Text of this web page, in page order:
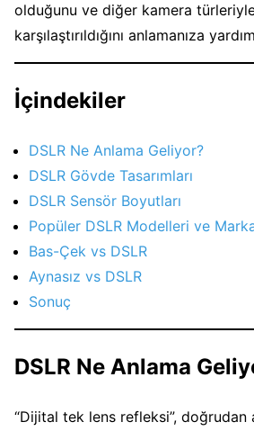
olduğunu ve diğer kamera türleriyle
karşılaştırıldığını anlamanıza
İçindekiler
DSLR Ne Anlama Geliyor?
DSLR Gövde Tasarımları
DSLR Sensör Boyutları
Popüler DSLR Modelleri ve
Bas-Çek vs DSLR
Aynasız vs DSLR
Sonuç
DSLR Ne Anlama
“Dijital tek lens refleksi”, doğrudan